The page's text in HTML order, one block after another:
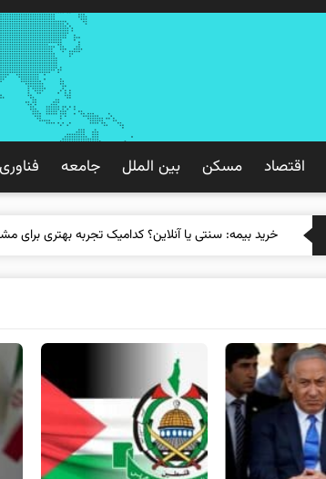
اقتصاد مسکن بین الملل جامعه
خرید بیمه